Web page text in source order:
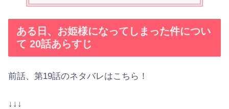
ある日、お姫様になってしまった件につい
て 20話あらすじ
前話、第19話のネタバレはこちら！
↓↓↓